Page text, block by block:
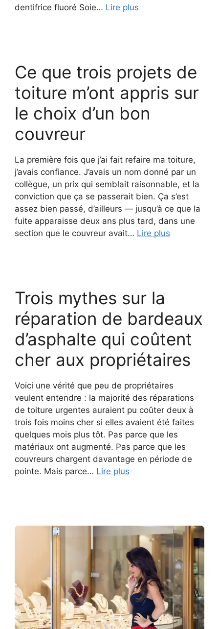
dentifrice fluoré Soie… Lire plus
Ce que trois projets de
toiture m’ont appris sur
le choix d’un bon
couvreur
La première fois que j’ai fait refaire ma toiture,
j’avais confiance. J’avais un nom donné par un
collègue, un prix qui semblait raisonnable, et la
conviction que ça se passerait bien. Ça s’est
assez bien passé, d’ailleurs — jusqu’à ce que la
fuite apparaisse deux ans plus tard, dans une
section que le couvreur avait… Lire plus
Trois mythes sur la
réparation de bardeaux
d’asphalte qui coûtent
cher aux propriétaires
Voici une vérité que peu de propriétaires
veulent entendre : la majorité des réparations
de toiture urgentes auraient pu coûter deux à
trois fois moins cher si elles avaient été faites
quelques mois plus tôt. Pas parce que les
matériaux ont augmenté. Pas parce que les
couvreurs chargent davantage en période de
pointe. Mais parce… Lire plus